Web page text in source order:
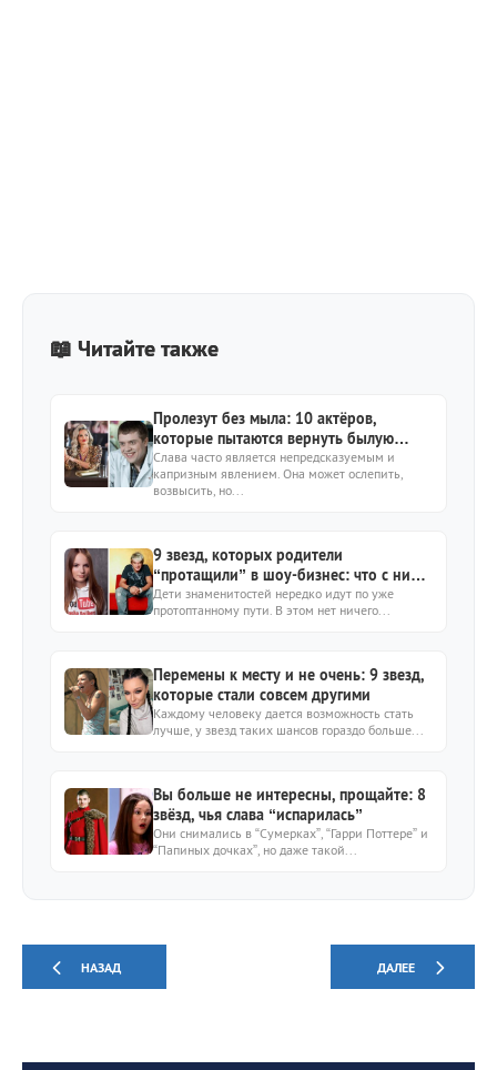
📖 Читайте также
Пролезут без мыла: 10 актёров,
которые пытаются вернуть былую
славу
Слава часто является непредсказуемым и
капризным явлением. Она может ослепить,
возвысить, но...
9 звезд, которых родители
“протащили” в шоу-бизнес: что с ними
сейчас?
Дети знаменитостей нередко идут по уже
протоптанному пути. В этом нет ничего...
Перемены к месту и не очень: 9 звезд,
которые стали совсем другими
Каждому человеку дается возможность стать
лучше, у звезд таких шансов гораздо больше...
Вы больше не интересны, прощайте: 8
звёзд, чья слава “испарилась”
Они снимались в “Сумерках”, “Гарри Поттере” и
“Папиных дочках”, но даже такой...
НАЗАД ДАЛЕЕ